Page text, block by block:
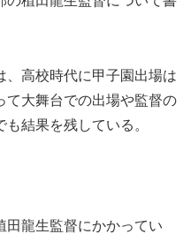
、高校時代に甲子園出場は
て大舞台での出場や監督の
結果を残している。
田龍生監督にかかってい